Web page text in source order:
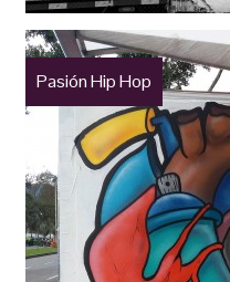
Pasión Hip Hop